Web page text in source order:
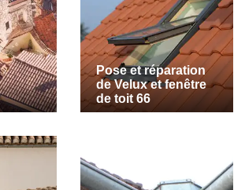
Pose et réparation
de Velux et fenêtre
de toit 66